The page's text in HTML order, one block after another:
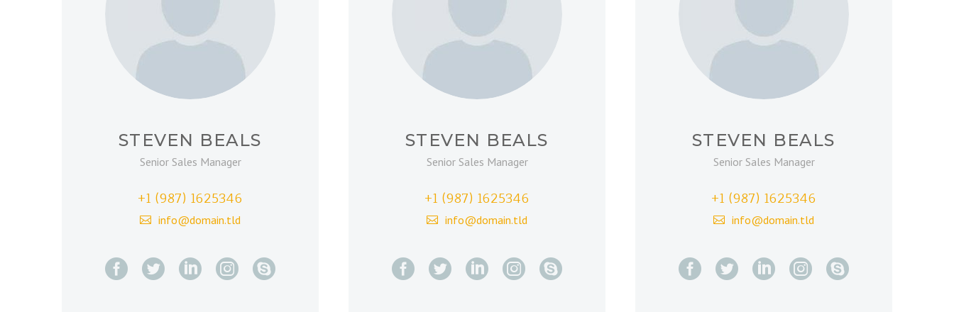
STEVEN BEALS
Senior Sales Manager
+1 (987) 1625346
info@domain.tld
STEVEN BEALS
Senior Sales Manager
+1 (987) 1625346
info@domain.tld
STEVEN BEALS
Senior Sales Manager
+1 (987) 1625346
info@domain.tld